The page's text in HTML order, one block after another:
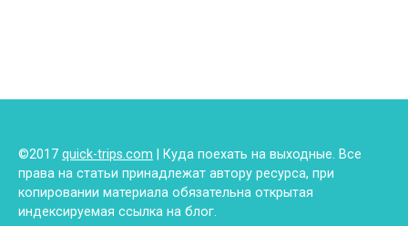
©2017 quick-trips.com | Куда поехать на выходные. Все
права на статьи принадлежат автору ресурса, при
копировании материала обязательна открытая
индексируемая ссылка на блог.